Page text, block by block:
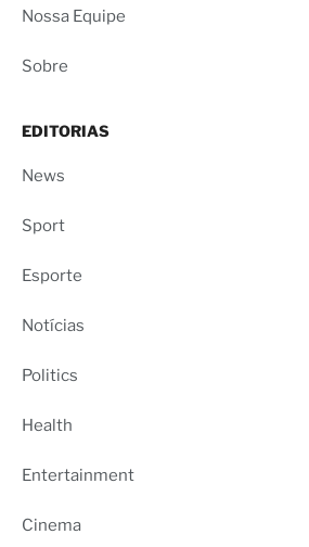
Nossa Equipe
Sobre
EDITORIAS
News
Sport
Esporte
Notícias
Politics
Health
Entertainment
Cinema